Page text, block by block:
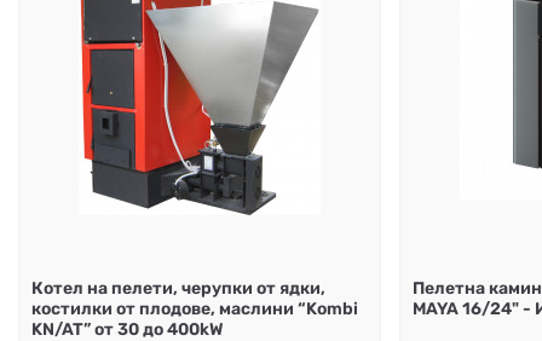
Котел на пелети, черупки от ядки,
костилки от плодове, маслини “Kombi
KN/AT” от 30 до 400kW
Пелетна
MAYA 16/24" -